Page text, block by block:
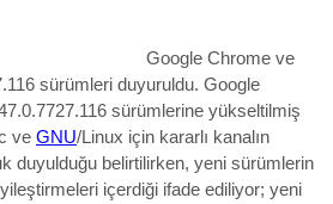
Google Chrome ve
sürümleri duyuruldu. Google
sürümlerine yükseltilmiş
ve GNU/Linux için kararlı kanalın
duyulduğu belirtilirken, yeni sürümlerin
içerdiği ifade ediliyor; yeni